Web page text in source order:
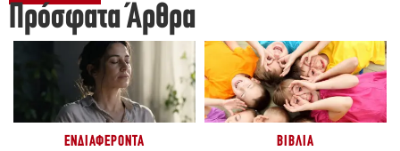
Πρόσφατα Άρθρα
ΕΝΔΙΑΦΈΡΟΝΤΑ ΒΙΒΛΊΑ